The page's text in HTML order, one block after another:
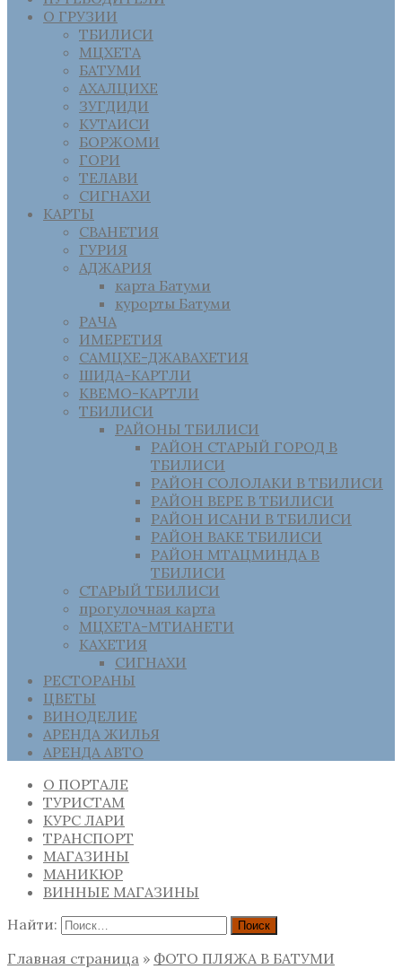
О ГРУЗИИ
ТБИЛИСИ
МЦХЕТА
БАТУМИ
АХАЛЦИХЕ
ЗУГДИДИ
КУТАИСИ
БОРЖОМИ
ГОРИ
ТЕЛАВИ
СИГНАХИ
КАРТЫ
СВАНЕТИЯ
ГУРИЯ
АДЖАРИЯ
карта Батуми
курорты Батуми
РАЧА
ИМЕРЕТИЯ
САМЦХЕ-ДЖАВАХЕТИЯ
ШИДА-КАРТЛИ
КВЕМО-КАРТЛИ
ТБИЛИСИ
РАЙОНЫ ТБИЛИСИ
РАЙОН СТАРЫЙ ГОРОД В
ТБИЛИСИ
РАЙОН СОЛОЛАКИ В ТБИЛИСИ
РАЙОН ВЕРЕ В ТБИЛИСИ
РАЙОН ИСАНИ В ТБИЛИСИ
РАЙОН ВАКЕ ТБИЛИСИ
РАЙОН МТАЦМИНДА В
ТБИЛИСИ
СТАРЫЙ ТБИЛИСИ
прогулочная карта
МЦХЕТА-МТИАНЕТИ
КАХЕТИЯ
СИГНАХИ
РЕСТОРАНЫ
ЦВЕТЫ
ВИНОДЕЛИЕ
АРЕНДА ЖИЛЬЯ
АРЕНДА АВТО
О ПОРТАЛЕ
ТУРИСТАМ
КУРС ЛАРИ
ТРАНСПОРТ
МАГАЗИНЫ
МАНИКЮР
ВИННЫЕ МАГАЗИНЫ
Найти:
Главная страница » ФОТО ПЛЯЖА В БАТУМИ